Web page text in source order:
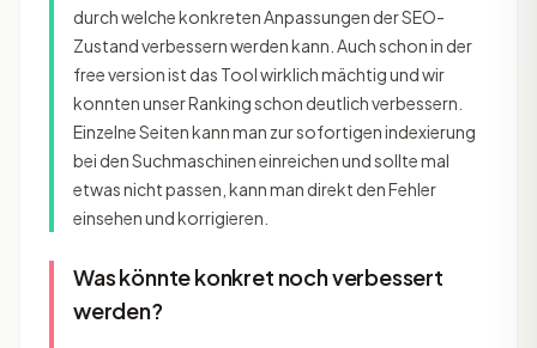
durch welche konkreten Anpassungen der SEO-
Zustand verbessern werden kann. Auch schon in der
free version ist das Tool wirklich mächtig und wir
konnten unser Ranking schon deutlich verbessern.
Einzelne Seiten kann man zur sofortigen indexierung
bei den Suchmaschinen einreichen und sollte mal
etwas nicht passen, kann man direkt den Fehler
einsehen und korrigieren.
Was könnte konkret noch verbessert
werden?